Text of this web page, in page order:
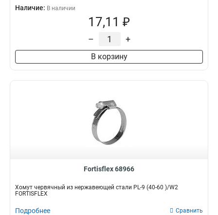
Наличие: В наличии
17,11 ₽
– +
В корзину
Fortisflex 68966
Хомут червячный из нержавеющей стали PL-9 (40-60 )/W2
FORTISFLEX
Подробнее Сравнить